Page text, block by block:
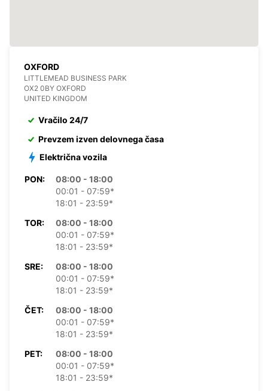
OXFORD
LITTLEMEAD BUSINESS PARK
OX2 0BY OXFORD
UNITED KINGDOM
Vračilo 24/7
Prevzem izven delovnega časa
Električna vozila
PON:
08:00 - 18:00
00:01 - 07:59*
18:01 - 23:59*
TOR:
08:00 - 18:00
00:01 - 07:59*
18:01 - 23:59*
SRE:
08:00 - 18:00
00:01 - 07:59*
18:01 - 23:59*
ČET:
08:00 - 18:00
00:01 - 07:59*
18:01 - 23:59*
PET:
08:00 - 18:00
00:01 - 07:59*
18:01 - 23:59*